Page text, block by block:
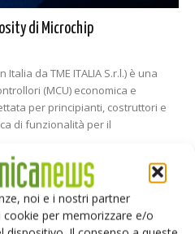
noi e i nostri partner
per memorizzare e/o
di Microchip
da TME ITALIA S.r.l.) è una
(MCU) economica e
per principianti, costruttori e
di funzionalità per il